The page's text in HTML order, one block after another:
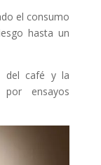
el consumo
hasta un
del café y la
ensayos